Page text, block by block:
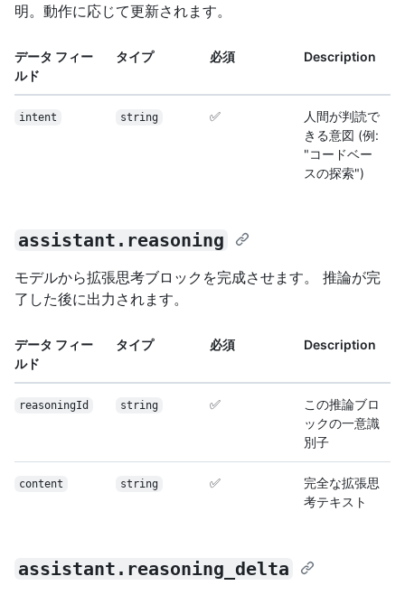
明。動作に応じて更新されます。
データ フィー
ルド
タイプ 必須 Description
intent string ✅
人間が判読で
きる意図 (例:
"コードベー
スの探索")
assistant.reasoning
モデルから拡張思考ブロックを完成させます。 推論が完
了した後に出力されます。
データ フィー
ルド
タイプ 必須 Description
reasoningId string ✅
この推論ブロ
ックの一意識
別子
content string ✅
完全な拡張思
考テキスト
assistant.reasoning_delta